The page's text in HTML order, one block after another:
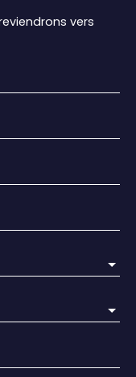
vers